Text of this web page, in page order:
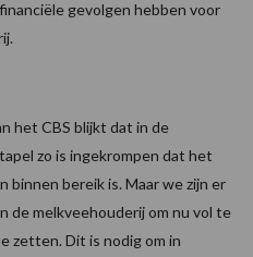
gevolgen hebben voor
het CBS blijkt dat in de
zo is ingekrompen dat het
bereik is. Maar we zijn er
de melkveehouderij om nu vol te
zetten. Dit is nodig om in